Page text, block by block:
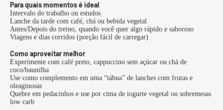
Para quais momentos é ideal
Intervalo do trabalho ou estudos
Lanche da tarde com café, chá ou bebida vegetal
Antes/Depois do treino, quando você quer algo rápido e saboroso
Viagens e dias corridos (porção fácil de carregar)
Como aproveitar melhor
Experimente com café preto, cappuccino sem açúcar ou chá de
coco/baunilha
Use como complemento em uma “tábua” de lanches com frutas e
oleaginosas
Quebre em pedacinhos e use por cima de iogurte vegetal ou sobremesas
low carb